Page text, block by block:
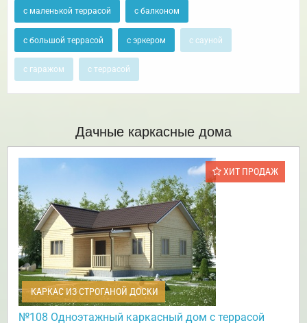
с маленькой террасой с балконом
с большой террасой с эркером с сауной
с гаражом с террасой
Дачные каркасные дома
ХИТ ПРОДАЖ
КАРКАС ИЗ СТРОГАНОЙ ДОСКИ
№108 Одноэтажный каркасный дом с террасой